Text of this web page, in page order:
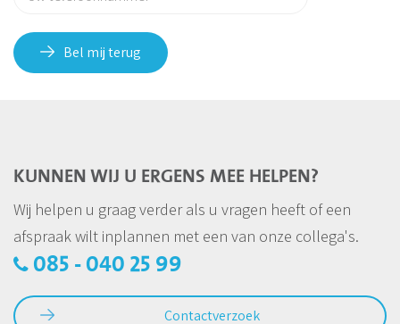
Bel mij terug
KUNNEN WIJ U ERGENS MEE HELPEN?
Wij helpen u graag verder als u vragen heeft of een
afspraak wilt inplannen met een van onze collega's.
085 - 040 25 99
Contactverzoek